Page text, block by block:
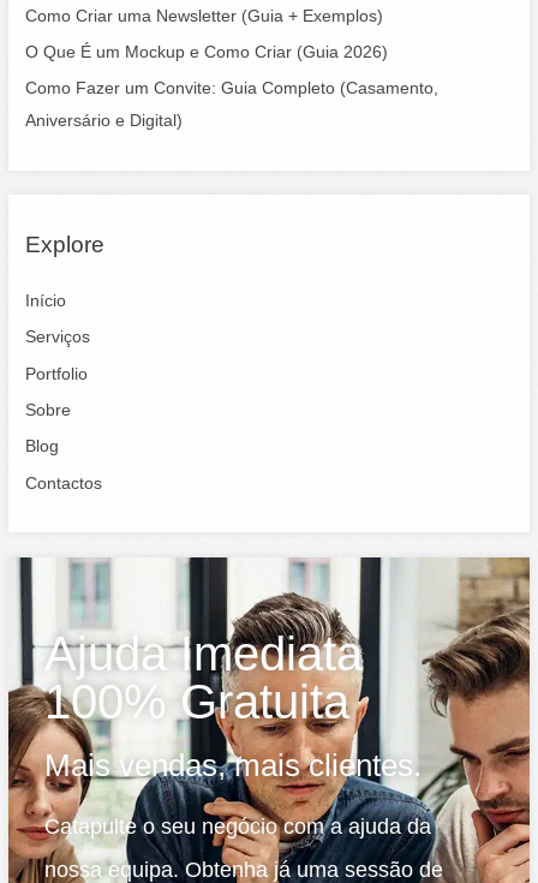
Como Criar uma Newsletter (Guia + Exemplos)
O Que É um Mockup e Como Criar (Guia 2026)
Como Fazer um Convite: Guia Completo (Casamento,
Aniversário e Digital)
Explore
Início
Serviços
Portfolio
Sobre
Blog
Contactos
Ajuda Imediata
100% Gratuita
Mais vendas, mais clientes.
Catapulte o seu negócio com a ajuda da
nossa equipa. Obtenha já uma sessão de